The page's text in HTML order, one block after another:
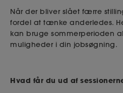
Når der bliver slået færre
fordel at tænke anderledes.
kan bruge sommerperioden
muligheder i din jobsøgning.
Hvad får du ud af